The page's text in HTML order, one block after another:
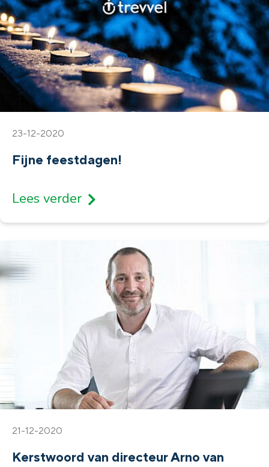
23-12-2020
Fijne feestdagen!
Lees verder
21-12-2020
Kerstwoord van directeur Arno van